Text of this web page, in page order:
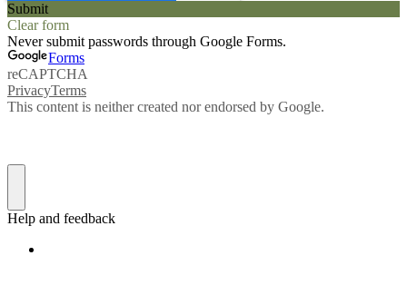
Submit
Clear form
Never submit passwords through Google Forms.
Forms
reCAPTCHA
PrivacyTerms
This content is neither created nor endorsed by Google.
Help and feedback